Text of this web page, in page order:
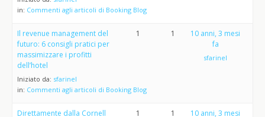
in: Commenti agli articoli di Booking Blog
Il revenue management del
futuro: 6 consigli pratici per
massimizzare i profitti
dell’hotel
Iniziato da: sfarinel
in: Commenti agli articoli di Booking Blog
1 1
10 anni, 3 mesi
fa
sfarinel
Direttamente dalla Cornell
1 1
10 anni, 3 mesi